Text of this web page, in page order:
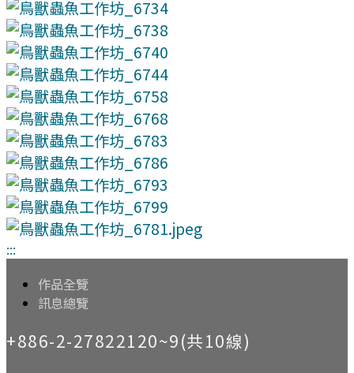
:::
作品全覽
訊息總覽
+886-2-27822120~9(共10線)